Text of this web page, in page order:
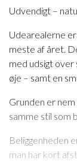
Udvendigt –
Udearealerne
meste af året.
med udsigt
øje – samt en
Grunden er nem
samme stil som
Beliggenheden
man har kort